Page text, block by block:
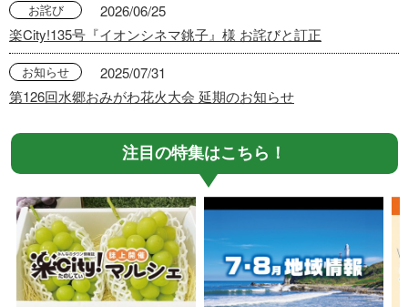
お詫び
2026/06/25
楽City!135号『イオンシネマ銚子』様 お詫びと訂正
お知らせ
2025/07/31
第126回水郷おみがわ花火大会 延期のお知らせ
注目の特集はこちら！